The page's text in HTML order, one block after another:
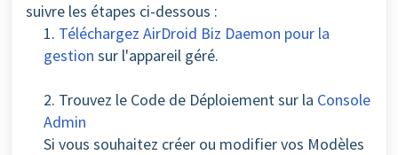
suivre les étapes ci-dessous :
1. Téléchargez AirDroid Biz Daemon pour la
gestion sur l'appareil géré.
2. Trouvez le Code de Déploiement sur la Console
Admin
Si vous souhaitez créer ou modifier vos Modèles